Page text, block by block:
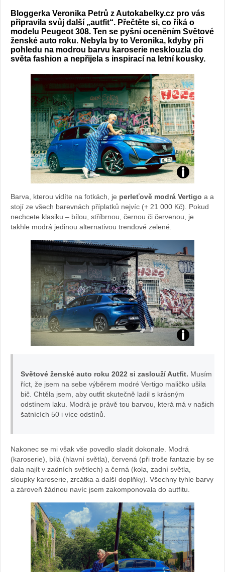
Bloggerka Veronika Petrů z Autokabelky.cz pro vás
připravila svůj další „autfit“. Přečtěte si, co říká o
modelu Peugeot 308. Ten se pyšní oceněním Světové
ženské auto roku. Nebyla by to Veronika, kdyby při
pohledu na modrou barvu karoserie nesklouzla do
světa fashion a nepřijela s inspirací na letní kousky.
Veronika
Petrů
a
Peugeot
308:
foto
Olivie
Žižková
Barva, kterou vidíte na fotkách, je perleťově modrá Vertigo a a
stojí ze všech barevnách příplatků nejvíc (+ 21 000 Kč). Pokud
nechcete klasiku – bílou, stříbrnou, černou či červenou, je
takhle modrá jedinou alternativou trendové zelené.
Veronika
foto
Olivie
Světové ženské auto roku 2022 si zaslouží Autfit. Musím
říct, že jsem na sebe výběrem modré Vertigo maličko ušila
bič. Chtěla jsem, aby outfit skutečně ladil s krásným
odstínem laku. Modrá je právě tou barvou, která má v našich
šatnících 50 i více odstínů.
Nakonec se mi však vše povedlo sladit dokonale. Modrá
(karoserie), bílá (hlavní světla), červená (při troše fantazie by se
dala najít v zadních světlech) a černá (kola, zadní světla,
sloupky karoserie, zrcátka a další doplňky). Všechny tyhle barvy
a zároveň žádnou navíc jsem zakomponovala do autfitu.